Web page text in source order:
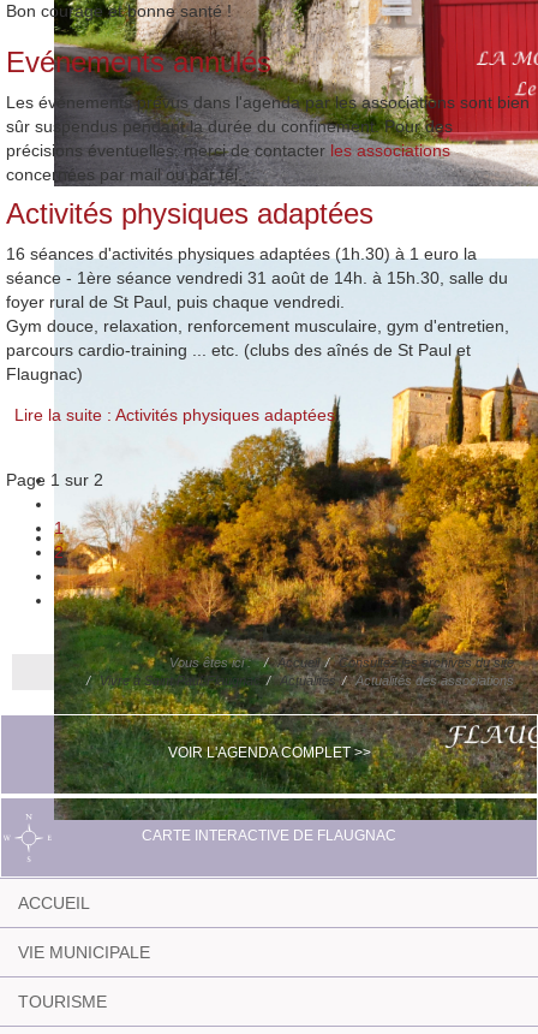
Bon courage et bonne santé !
Evénements annulés
Les événements prévus dans l'agenda par les associations sont bien
sûr suspendus pendant la durée du confinement. Pour des
précisions éventuelles, merci de contacter les associations
concernées par mail ou par tél.
Activités physiques adaptées
16 séances d'activités physiques adaptées (1h.30) à 1 euro la
séance - 1ère séance vendredi 31 août de 14h. à 15h.30, salle du
foyer rural de St Paul, puis chaque vendredi.
Gym douce, relaxation, renforcement musculaire, gym d'entretien,
parcours cardio-training ... etc. (clubs des aînés de St Paul et
Flaugnac)
Lire la suite : Activités physiques adaptées
Page 1 sur 2
1
2
Vous êtes ici : Accueil
Consultez les archives du site
Vivre à Saint Paul-Flaugnac
Actualités Actualités des associations
VOIR L'AGENDA COMPLET >>
CARTE INTERACTIVE DE FLAUGNAC
ACCUEIL
VIE MUNICIPALE
TOURISME